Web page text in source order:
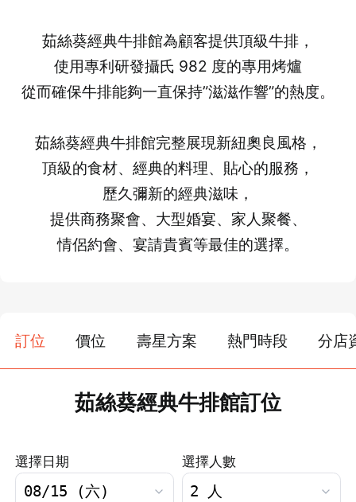
茹絲葵經典牛排館為顧客提供頂級牛排，
使用專利研發攝氏 982 度的專用烤爐
從而確保牛排能夠一直保持”滋滋作響”的熱度。
茹絲葵經典牛排館完整展現新紐奧良風格，
頂級的食材、經典的料理、貼心的服務，
歷久彌新的經典滋味，
提供商務聚會、大型婚宴、家人聚餐、
情侶約會、宴請貴賓等最佳的選擇。
訂位 價位 壽星方案 熱門時段 分店
茹絲葵經典牛排館訂位
選擇日期 選擇人數